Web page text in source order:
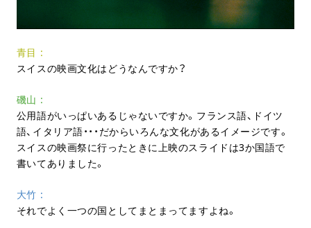
青目
スイスの映画文化はどうなんですか？
磯山
公用語がいっぱいあるじゃないですか。フランス語、ドイツ
語、イタリア語・・・だからいろんな文化があるイメージです。
スイスの映画祭に行ったときに上映のスライドは3か国語で
書いてありました。
大竹
それでよく一つの国としてまとまってますよね。